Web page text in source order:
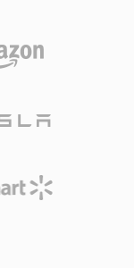
ساعات